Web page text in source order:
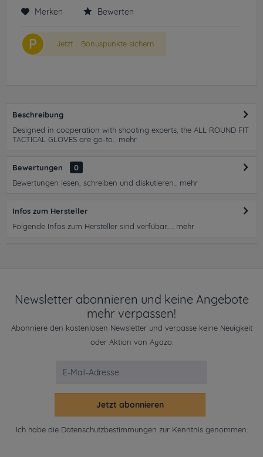
Merken Bewerten
P Jetzt Bonuspunkte sichern
Beschreibung
Designed in cooperation with shooting experts, the ALL ROUND FIT
TACTICAL GLOVES are go-to...
mehr
Bewertungen
0
Bewertungen lesen, schreiben und diskutieren...
mehr
Infos zum Hersteller
Folgende Infos zum Hersteller sind verfübar...... mehr
Newsletter abonnieren und keine Angebote
mehr verpassen!
Abonniere den kostenlosen Newsletter und verpasse keine Neuigkeit
oder Aktion von Ayazo.
Jetzt abonnieren
Ich habe die Datenschutzbestimmungen zur Kenntnis genommen.